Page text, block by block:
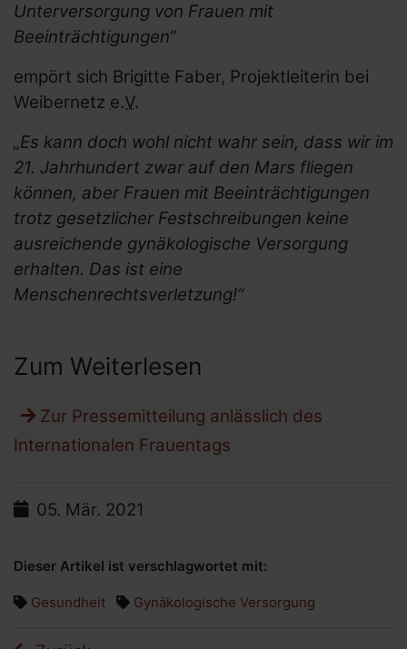
Netzwerke und
Koordinierungsstellen für
behinderte Frauen
Links für Lesben und LSBTIQ* mit
Behinderung
Links für Mädchen mit Behinderung
Bundesweite Organisationen für
Menschen mit Behinderung
Bundesweite Frauenorganisationen
Bundesministerien und mehr
Unterversorgung von Frauen mit
Beeinträchtigungen“
empört sich Brigitte Faber, Projektleiterin bei
Weibernetz e.V.
„Es kann doch wohl nicht wahr sein, dass wir im
21. Jahrhundert zwar auf den Mars fliegen
können, aber Frauen mit Beeinträchtigungen
trotz gesetzlicher Festschreibungen keine
ausreichende gynäkologische Versorgung
erhalten. Das ist eine
Menschenrechtsverletzung!“
Zum Weiterlesen
Zur Pressemitteilung anlässlich des
Internationalen Frauentags
Datum:
05. Mär. 2021
Dieser Artikel ist verschlagwortet mit:
Gesundheit Gynäkologische Versorgung